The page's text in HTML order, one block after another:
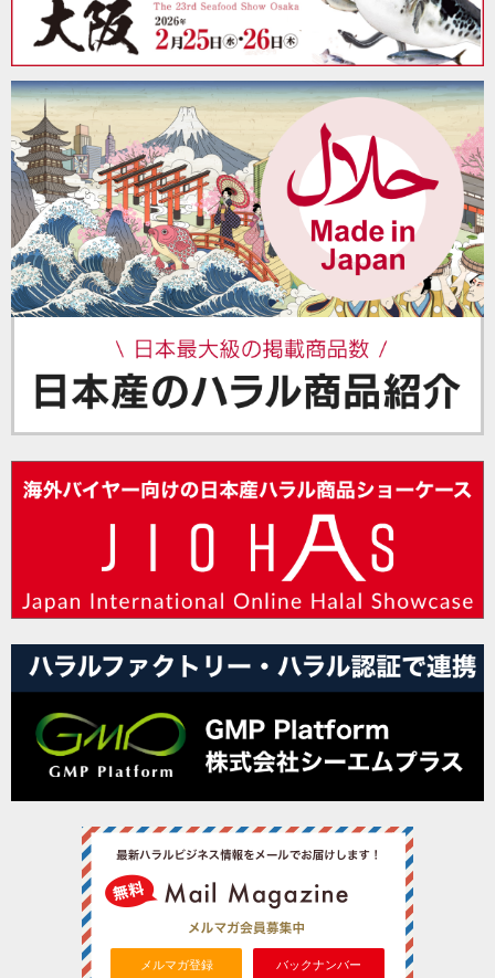
メルマガ登録 バックナンバー